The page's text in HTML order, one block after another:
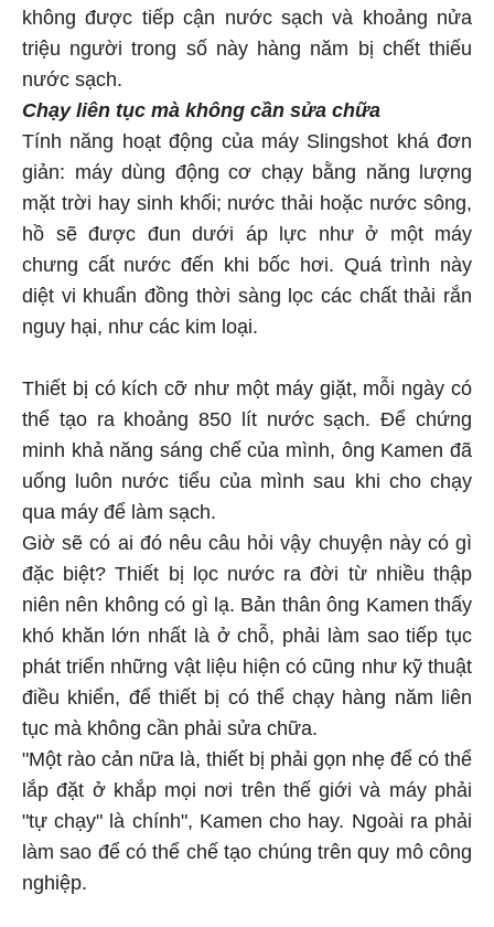
không được tiếp cận nước sạch và khoảng nửa
triệu người trong số này hàng năm bị chết thiếu
nước sạch.
Chạy liên tục mà không cần sửa chữa
Tính năng hoạt động của máy Slingshot khá đơn
giản: máy dùng động cơ chạy bằng năng lượng
mặt trời hay sinh khối; nước thải hoặc nước sông,
hồ sẽ được đun dưới áp lực như ở một máy
chưng cất nước đến khi bốc hơi. Quá trình này
diệt vi khuẩn đồng thời sàng lọc các chất thải rắn
nguy hại, như các kim loại.
Thiết bị có kích cỡ như một máy giặt, mỗi ngày có
thể tạo ra khoảng 850 lít nước sạch. Để chứng
minh khả năng sáng chế của mình, ông Kamen đã
uống luôn nước tiểu của mình sau khi cho chạy
qua máy để làm sạch.
Giờ sẽ có ai đó nêu câu hỏi vậy chuyện này có gì
đặc biệt? Thiết bị lọc nước ra đời từ nhiều thập
niên nên không có gì lạ. Bản thân ông Kamen thấy
khó khăn lớn nhất là ở chỗ, phải làm sao tiếp tục
phát triển những vật liệu hiện có cũng như kỹ thuật
điều khiển, để thiết bị có thể chạy hàng năm liên
tục mà không cần phải sửa chữa.
"Một rào cản nữa là, thiết bị phải gọn nhẹ để có thể
lắp đặt ở khắp mọi nơi trên thế giới và máy phải
"tự chạy" là chính", Kamen cho hay. Ngoài ra phải
làm sao để có thể chế tạo chúng trên quy mô công
nghiệp.